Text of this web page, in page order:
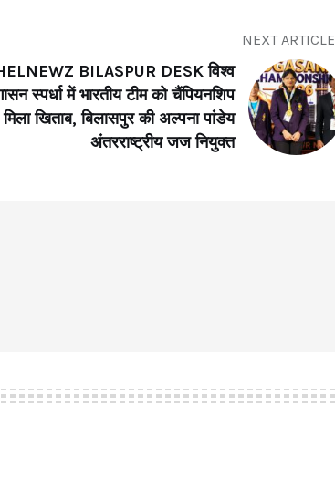
NEXT ARTICLE
BILASPUR DESK विश्व
स्पर्धा में भारतीय टीम को चैंपियनशिप
खिताब, बिलासपुर की अल्पना पांडेय
अंतरराष्ट्रीय जज नियुक्त